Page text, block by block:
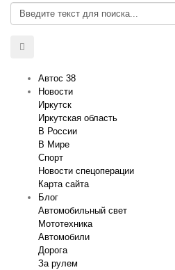
Автос 38
Новости
Иркутск
Иркутская область
В России
В Мире
Спорт
Новости спецоперации
Карта сайта
Блог
Автомобильный свет
Мототехника
Автомобили
Дорога
За рулем